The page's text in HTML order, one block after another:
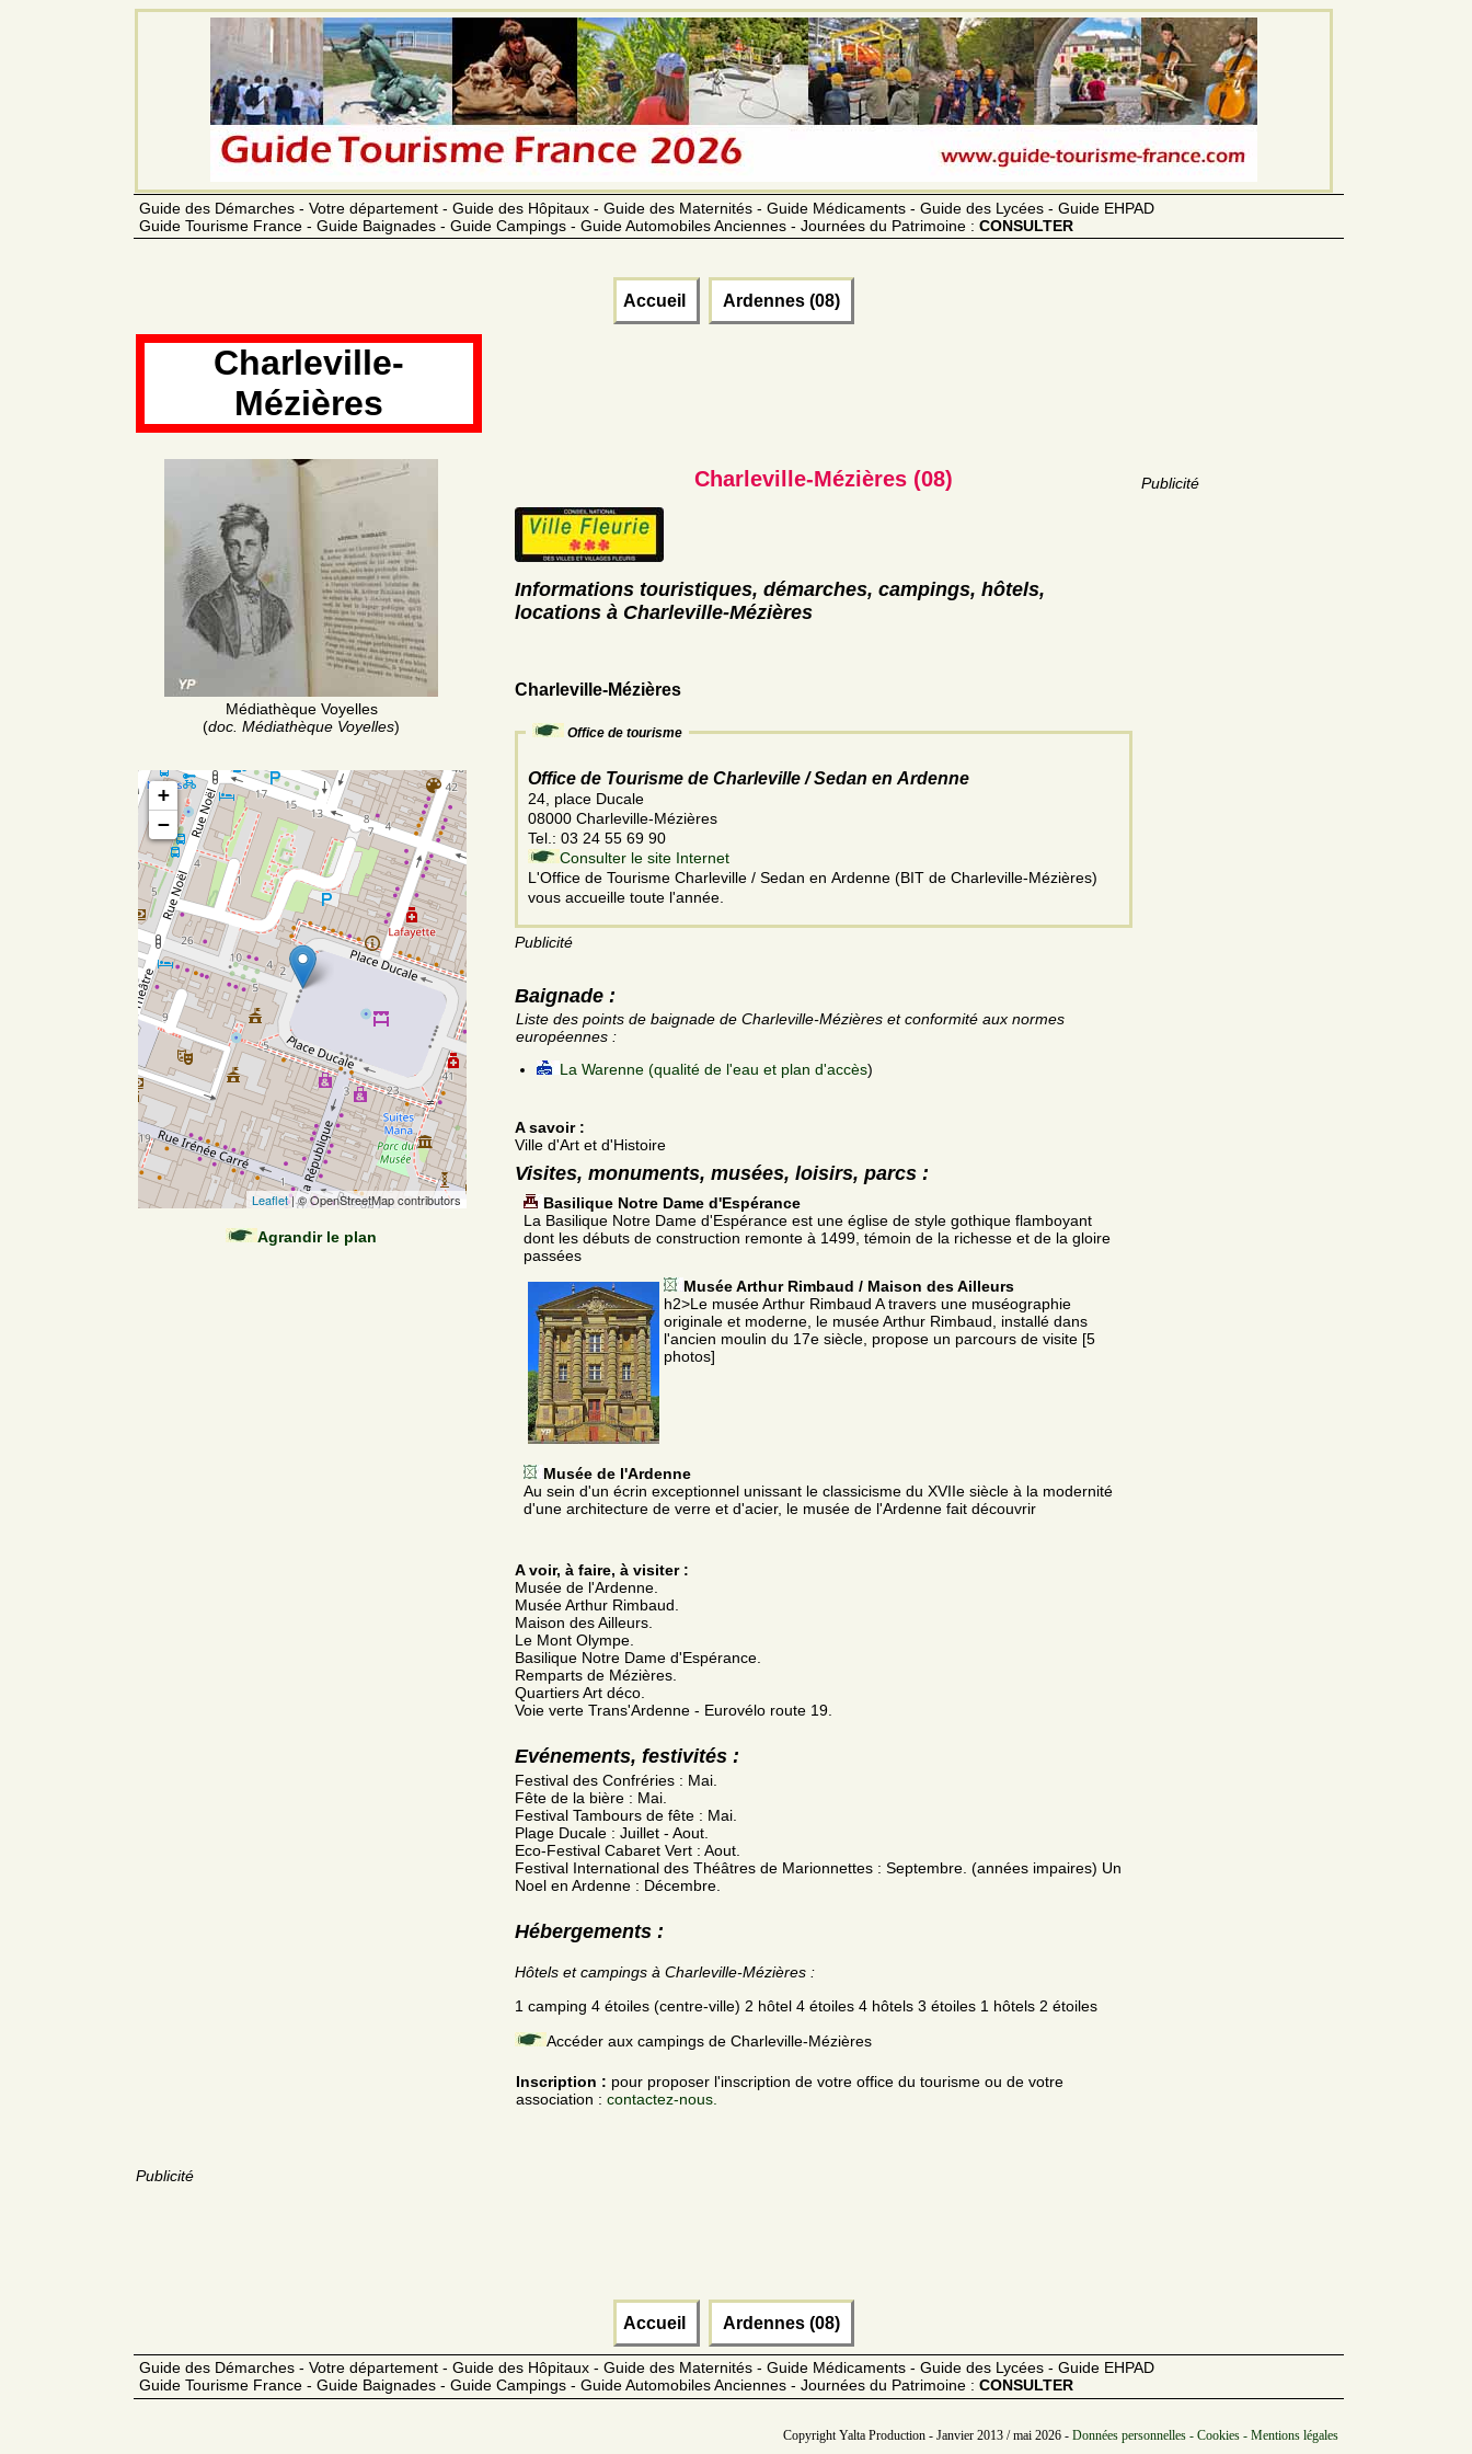
Guide des Démarches - Votre département - Guide des Hôpitaux - Guide des Maternités - Guide Médicaments - Guide des Lycées - Guide EHPAD
Guide Tourisme France - Guide Baignades - Guide Campings - Guide Automobiles Anciennes - Journées du Patrimoine : CONSULTER
Accueil Ardennes (08)
Charleville-
Mézières
Médiathèque Voyelles
(doc. Médiathèque Voyelles)
+
−
Leaflet| © OpenStreetMap contributors
Agrandir le plan
Publicité
Charleville-Mézières (08)
Informations touristiques, démarches, campings, hôtels,
locations à Charleville-Mézières
Charleville-Mézières
Office de tourisme
Office de Tourisme de Charleville / Sedan en Ardenne
24, place Ducale
08000 Charleville-Mézières
Tel.: 03 24 55 69 90
Consulter le site Internet
L'Office de Tourisme Charleville / Sedan en Ardenne (BIT de Charleville-Mézières)
vous accueille toute l'année.
Publicité
Baignade :
Liste des points de baignade de Charleville-Mézières et conformité aux normes
européennes :
La Warenne (qualité de l'eau et plan d'accès)
A savoir :
Ville d'Art et d'Histoire
Visites, monuments, musées, loisirs, parcs :
Basilique Notre Dame d'Espérance
La Basilique Notre Dame d'Espérance est une église de style gothique flamboyant
dont les débuts de construction remonte à 1499, témoin de la richesse et de la gloire
passées
Musée Arthur Rimbaud / Maison des Ailleurs
h2>Le musée Arthur Rimbaud A travers une muséographie
originale et moderne, le musée Arthur Rimbaud, installé dans
l'ancien moulin du 17e siècle, propose un parcours de visite [5
photos]
Musée de l'Ardenne
Au sein d'un écrin exceptionnel unissant le classicisme du XVIIe siècle à la modernité
d'une architecture de verre et d'acier, le musée de l'Ardenne fait découvrir
A voir, à faire, à visiter :
Musée de l'Ardenne.
Musée Arthur Rimbaud.
Maison des Ailleurs.
Le Mont Olympe.
Basilique Notre Dame d'Espérance.
Remparts de Mézières.
Quartiers Art déco.
Voie verte Trans'Ardenne - Eurovélo route 19.
Evénements, festivités :
Festival des Confréries : Mai.
Fête de la bière : Mai.
Festival Tambours de fête : Mai.
Plage Ducale : Juillet - Aout.
Eco-Festival Cabaret Vert : Aout.
Festival International des Théâtres de Marionnettes : Septembre. (années impaires) Un
Noel en Ardenne : Décembre.
Hébergements :
Hôtels et campings à Charleville-Mézières :
1 camping 4 étoiles (centre-ville) 2 hôtel 4 étoiles 4 hôtels 3 étoiles 1 hôtels 2 étoiles
Accéder aux campings de Charleville-Mézières
Inscription : pour proposer l'inscription de votre office du tourisme ou de votre
association : contactez-nous.
Publicité
Accueil Ardennes (08)
Guide des Démarches - Votre département - Guide des Hôpitaux - Guide des Maternités - Guide Médicaments - Guide des Lycées - Guide EHPAD
Guide Tourisme France - Guide Baignades - Guide Campings - Guide Automobiles Anciennes - Journées du Patrimoine : CONSULTER
Copyright Yalta Production - Janvier 2013 / mai 2026 - Données personnelles - Cookies - Mentions légales